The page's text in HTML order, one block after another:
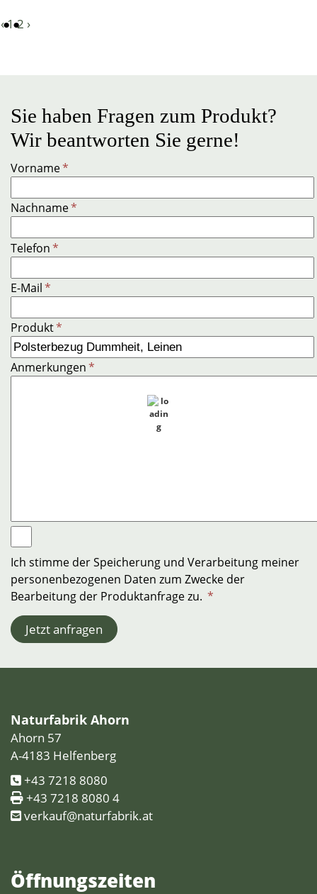
‹12 ›
Sie haben Fragen zum Produkt?
Wir beantworten Sie gerne!
Vorname*
Nachname*
Telefon*
E-Mail*
Produkt*
Anmerkungen*
Ich stimme der Speicherung und Verarbeitung meiner
personenbezogenen Daten zum Zwecke der
Bearbeitung der Produktanfrage zu. *
Jetzt anfragen
Naturfabrik Ahorn
Ahorn 57
A-4183 Helfenberg
+43 7218 8080
+43 7218 8080 4
verkauf@naturfabrik.at
Öffnungs­zeiten